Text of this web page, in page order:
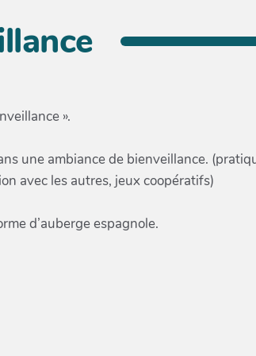
».
une ambiance de bienveillance.
avec les autres, jeux coopératifs)
d’auberge espagnole.